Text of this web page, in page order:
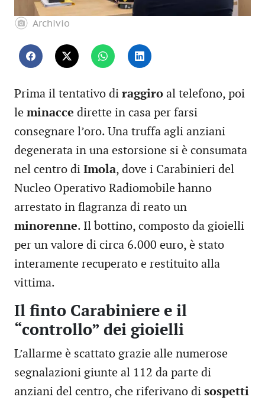
Archivio
Prima il tentativo di raggiro al telefono, poi
le minacce dirette in casa per farsi
consegnare l’oro. Una truffa agli anziani
degenerata in una estorsione si è consumata
nel centro di Imola, dove i Carabinieri del
Nucleo Operativo Radiomobile hanno
arrestato in flagranza di reato un
minorenne. Il bottino, composto da gioielli
per un valore di circa 6.000 euro, è stato
interamente recuperato e restituito alla
vittima.
Il finto Carabiniere e il
“controllo” dei gioielli
L’allarme è scattato grazie alle numerose
segnalazioni giunte al 112 da parte di
anziani del centro, che riferivano di sospetti